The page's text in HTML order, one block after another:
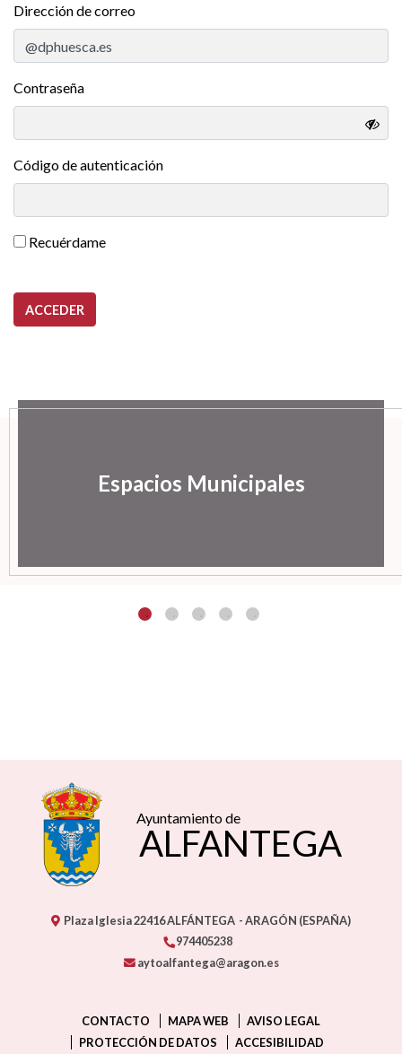
Dirección de correo
Contraseña
Código de autenticación
Recuérdame
ACCEDER
Espacios Municipales
Ayuntamiento de
ALFANTEGA
Plaza Iglesia22416ALFÁNTEGA - ARAGÓN (ESPAÑA)
974405238
aytoalfantega@aragon.es
CONTACTO MAPA WEB
AVISO LEGAL
PROTECCIÓN DE DATOS
ACCESIBILIDAD